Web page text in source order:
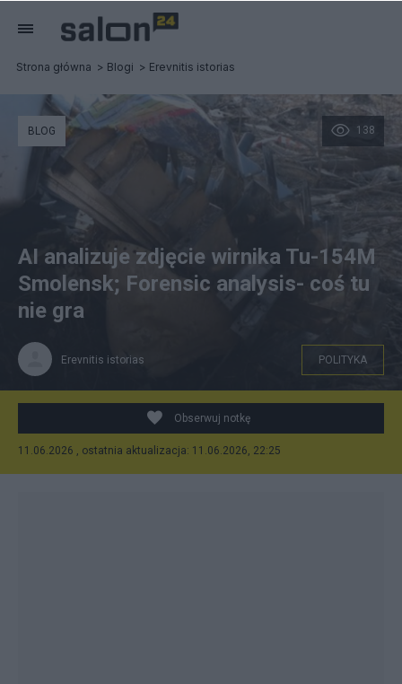
Strona główna Blogi Erevnitis istorias
wirnik I stopnia- zrzyut z Nienzniknelo
138
BLOG
AI analizuje zdjęcie wirnika Tu-154M
Smolensk; Forensic analysis- coś tu
nie gra
Erevnitis istorias POLITYKA
Obserwuj notkę
11.06.2026 , ostatnia aktualizacja: 11.06.2026, 22:25